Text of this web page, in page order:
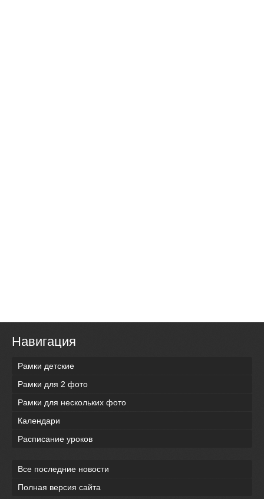
Навигация
Рамки детские
Рамки для 2 фото
Рамки для нескольких фото
Календари
Расписание уроков
Все последние новости
Полная версия сайта